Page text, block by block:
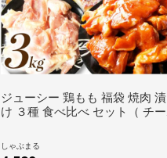
ジューシー 鶏もも 福袋 焼肉 漬
け ３種 食べ比べ セット（ チー
3kg (500g×6) しゃぶまる
しゃぶまる